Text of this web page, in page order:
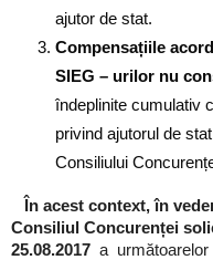
ajutor de stat.
Compensațiile
SIEG – urilor nu
îndeplinite cumulativ
privind ajutorul de
Consiliului
În acest context, în
Consiliul Concurenței
25.08.2017 a